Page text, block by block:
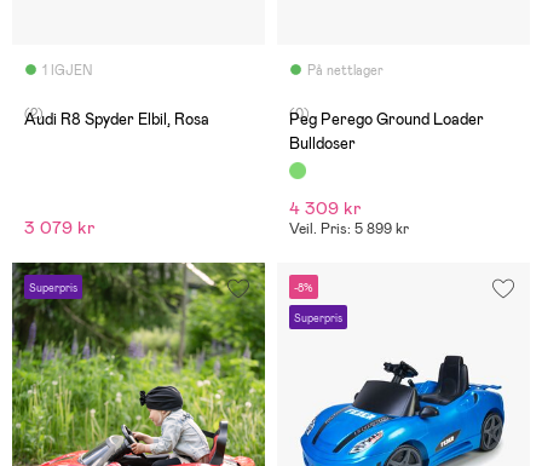
1 IGJEN
(2)
Audi R8 Spyder Elbil, Rosa
3 079 kr
På nettlager
(0)
Peg Perego Ground Loader
Bulldoser
4 309 kr
Veil. Pris: 5 899 kr
Superpris -8%
Superpris